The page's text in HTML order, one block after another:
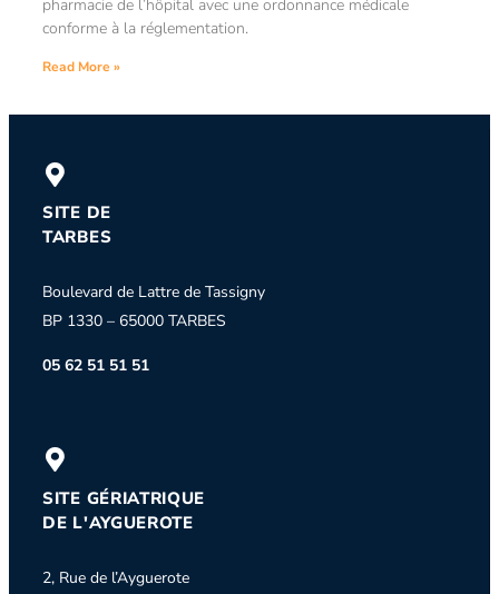
pharmacie de l’hôpital avec une ordonnance médicale
conforme à la réglementation.
Read More »
SITE DE
TARBES
Boulevard de Lattre de Tassigny
BP 1330 – 65000 TARBES
05 62 51 51 51
SITE GÉRIATRIQUE
DE L'AYGUEROTE
2, Rue de l’Ayguerote